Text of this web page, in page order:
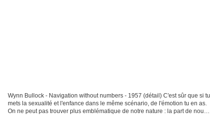
Wynn Bullock - Navigation without numbers - 1957 (détail) C'est sûr que si tu
mets la sexualité et l'enfance dans le même scénario, de l'émotion tu en as.
On ne peut pas trouver plus emblématique de notre nature : la part de nous